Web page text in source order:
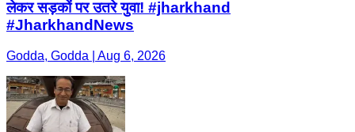
लेकर सड़कों पर उतरे युवा! #jharkhand
#JharkhandNews
Godda, Godda | Aug 6, 2026